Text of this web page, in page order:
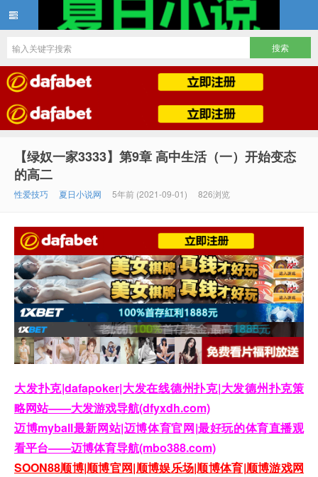
夏日小说
【绿奴一家3333】第9章 高中生活（一）开始变态
的高二
性爱技巧 夏日小说网 5年前 (2021-09-01) 826浏览
大发扑克|dafapoker|大发在线德州扑克|大发德州扑克策
略网站——大发游戏导航(dfyxdh.com)
迈博myball最新网站|迈博体育官网|最好玩的体育直播观
看平台——迈博体育导航(mbo388.com)
SOON88顺博|顺博官网|顺博娱乐场|顺博体育|顺博游戏网